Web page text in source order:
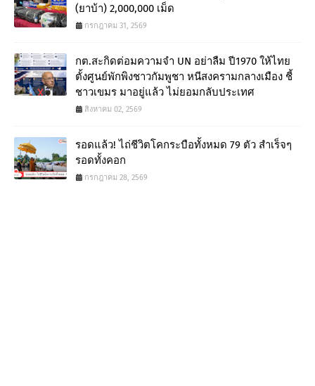
(ยาบ้า) 2,000,000 เม็ด
กรกฎาคม 31, 2569
กต.สะกิดต่อมความจำ UN อย่าลืม ปี1970 ให้ไทย
ตั้งศูนย์พักพิงชาวกัมพูชา หนีสงครามกลางเมือง ชี้
ชาวเขมร มาอยู่แล้ว ไม่ยอมกลับประเทศ
สิงหาคม 02, 2569
รอดแล้ว! ไถ่ชีวิตโคกระบือทั้งหมด 79 ตัว สำเร็จๆ
รอดทั้งคอก
กรกฎาคม 28, 2569